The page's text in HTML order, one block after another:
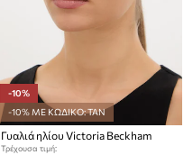
-10%
-10% ΜΕ ΚΩΔΙΚΟ: TAN
Γυαλιά ηλίου Victoria Beckham
Τρέχουσα τιμή: